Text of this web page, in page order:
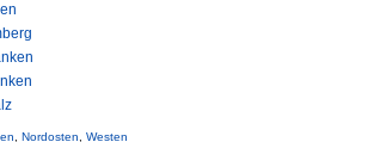
Nordosten Westen